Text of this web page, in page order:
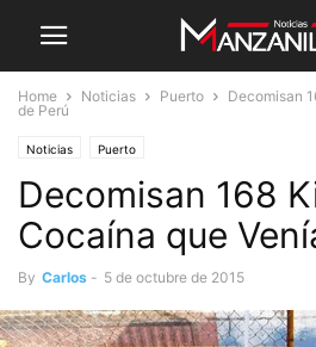
Home Noticias Puerto
Decomisan
de Perú
Noticias Puerto
Decomisan 168
Cocaína que
By Carlos - 5 de octubre de 2015